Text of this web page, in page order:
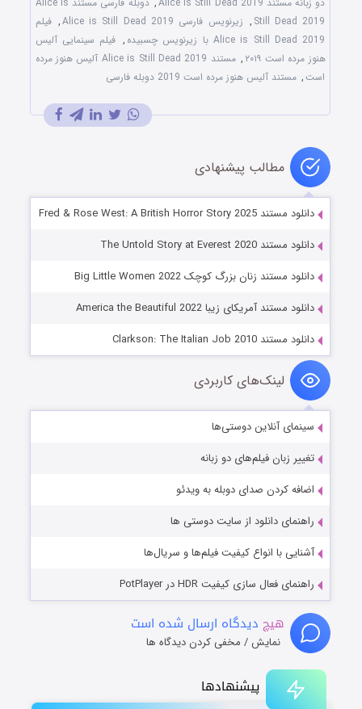
پیشنهادها
Still Dead 2019
, زیرنویس فارسی Alice is Still Dead 2019 , فیلم
Alice is Still Dead 2019 با زیرنویس چسبیده
, فیلم سینمایی آلیس
هنوز مرده است ۲۰۱۹
,
مستند Alice is Still Dead 2019 آلیس هنوز مرده
است, مستند آلیس هنوز مرده است 2019 دوبله فارسی
مطالب پیشنهادی
دانلود مستند Fred & Rose West: A British Horror Story 2025
دانلود مستند The Untold Story at Everest 2020
دانلود مستند زنان بزرگ کوچک Big Little Women 2022
دانلود مستند آمریکای زیبا America the Beautiful 2022
دانلود مستند Clarkson: The Italian Job 2010
لینک‌های کاربردی
سینمای آنلاین دوستی‌ها
تغییر زبان فیلم‌های دو زبانه
اضافه کردن صدای دوبله به ویدئو
راهنمای دانلود از سایت دوستی ها
آشنایی با انواع کیفیت فیلم‌ها و سریال‌ها
راهنمای فعال سازی کیفیت HDR در PotPlayer
هیچ دیدگاه ارسال شده است
نمایش / مخفی کردن دیدگاه ها